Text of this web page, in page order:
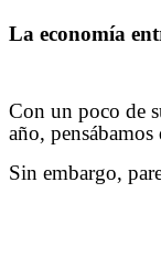
La economía
Con un poco de
año,
Sin embargo,